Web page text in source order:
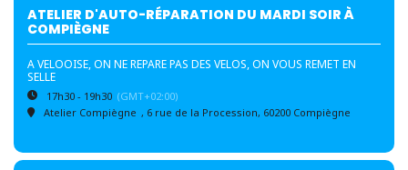
ATELIER D'AUTO-RÉPARATION DU MARDI SOIR À
COMPIÈGNE
A VELOOISE, ON NE REPARE PAS DES VELOS, ON VOUS REMET EN
SELLE
17h30 - 19h30 (GMT+02:00)
Atelier Compiègne , 6 rue de la Procession, 60200 Compiègne